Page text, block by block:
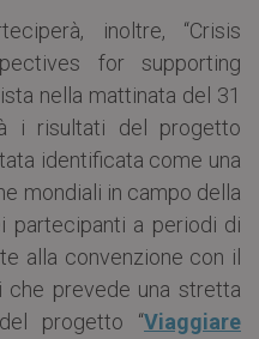
inoltre, “Crisis
for supporting
nella mattinata del 31
i risultati del progetto
identificata come una
mondiali in campo della
partecipanti a periodi di
alla convenzione con il
prevede una stretta
progetto “Viaggiare